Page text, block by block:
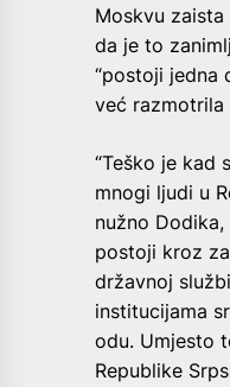
Moskvu
da je to
“postoji jedna
već razmotrila
“Teško je kad
mnogi ljudi u
nužno
postoji kroz
državnoj
institucijama
odu. Umjesto
Republike